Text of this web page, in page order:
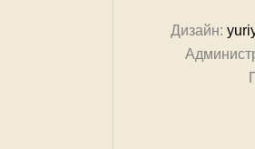
Дизайн: